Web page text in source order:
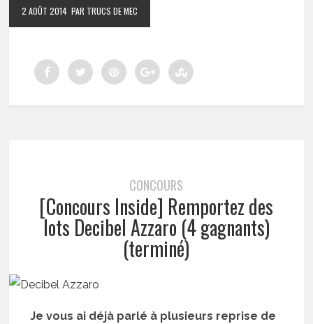
2 AOÛT 2014 PAR TRUCS DE MEC
CONCOURS
[Concours Inside] Remportez des
lots Decibel Azzaro (4 gagnants)
(terminé)
Je vous ai déjà parlé à plusieurs reprise de